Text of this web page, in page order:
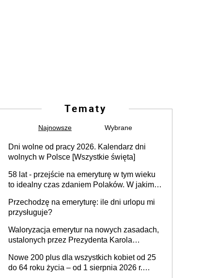
Tematy
Najnowsze Wybrane
Dni wolne od pracy 2026. Kalendarz dni
wolnych w Polsce [Wszystkie święta]
58 lat - przejście na emeryturę w tym wieku
to idealny czas zdaniem Polaków. W jakim
dlaczego?
Przechodzę na emeryturę: ile dni urlopu mi
przysługuje?
Waloryzacja emerytur na nowych zasadach,
ustalonych przez Prezydenta Karola
również kwotowa podwyżka świadczeń?
Nowe 200 plus dla wszystkich kobiet od 25
do 64 roku życia – od 1 sierpnia 2026 r.